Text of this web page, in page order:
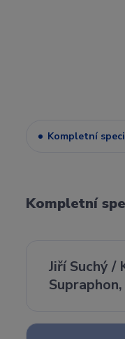
Kompletní
Kompletní
Jiří Suchý /